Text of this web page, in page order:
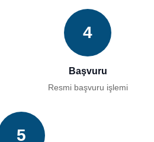
4
Başvuru
Resmi başvuru işlemi
5